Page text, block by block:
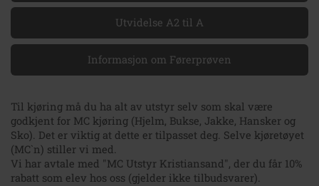
Utvidelse A2 til A
Informasjon om Førerprøven
Til kjøring må du ha alt av utstyr selv som skal være
godkjent for MC kjøring (Hjelm, Bukse, Jakke, Hansker og
Sko). Det er viktig at dette er tilpasset deg. Selve kjøretøyet
(MC`n) stiller vi med.
Vi har avtale med "MC Utstyr Kristiansand", der du får 10%
rabatt som elev hos oss (gjelder ikke tilbudsvarer).